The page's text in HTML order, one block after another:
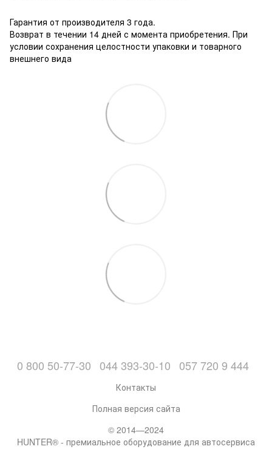
Гарантия от производителя 3 года.
Возврат в течении 14 дней с момента приобретения. При
условии сохранения целостности упаковки и товарного
внешнего вида
0 800 50-77-30 044 393-30-10 057 720 9 444
Контакты
Полная версия сайта
© 2014—2024
HUNTER® - премиальное оборудование для автосервиса